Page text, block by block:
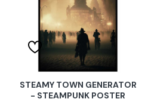
STEAMY TOWN GENERATOR
- STEAMPUNK POSTER